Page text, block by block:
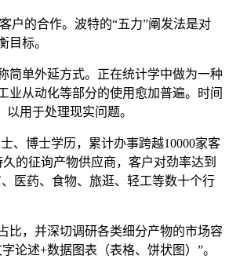
户的合作。波特的“五力”阐发法是对
目标。
单外延方式。正在统计学中做为一种
业从动化等部分的使用愈加普遍。时间
用于处理现实问题。
、博士学历，累计办事跨越10000家客
的征询产物供应商，客户对劲率达到
医药、食物、旅逛、轻工等数十个行
，并深切调研各类细分产物的市场容
论述+数据图表（表格、饼状图）”。